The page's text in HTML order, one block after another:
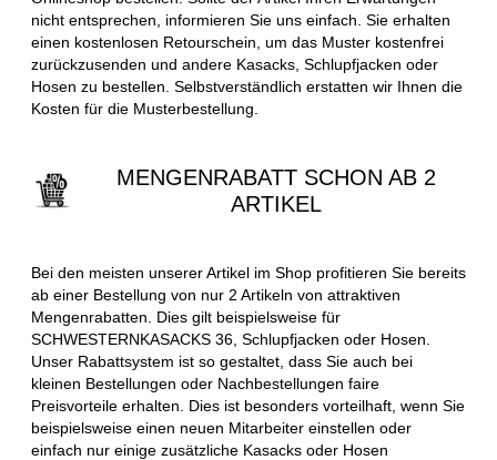
nicht entsprechen, informieren Sie uns einfach. Sie erhalten
einen kostenlosen Retourschein, um das Muster kostenfrei
zurückzusenden und andere Kasacks, Schlupfjacken oder
Hosen zu bestellen. Selbstverständlich erstatten wir Ihnen die
Kosten für die Musterbestellung.
MENGENRABATT SCHON AB 2
ARTIKEL
Bei den meisten unserer Artikel im Shop profitieren Sie bereits
ab einer Bestellung von nur 2 Artikeln von attraktiven
Mengenrabatten. Dies gilt beispielsweise für
SCHWESTERNKASACKS 36, Schlupfjacken oder Hosen.
Unser Rabattsystem ist so gestaltet, dass Sie auch bei
kleinen Bestellungen oder Nachbestellungen faire
Preisvorteile erhalten. Dies ist besonders vorteilhaft, wenn Sie
beispielsweise einen neuen Mitarbeiter einstellen oder
einfach nur einige zusätzliche Kasacks oder Hosen